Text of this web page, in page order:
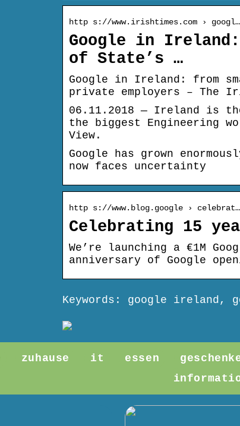
http s://www.irishtimes.com › googl…
Google in
of State’s …
Google in Ireland: from
private employers – The
06.11.2018 — Ireland is
the biggest Engineering
View.
Google has grown
now faces uncertainty
http s://www.blog.google › celebrat…
Celebrating 15
We’re launching a €1M
anniversary of Google
Keywords: google ireland,
zuhause it essen